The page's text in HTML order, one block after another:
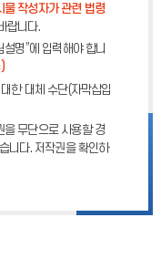
물 작성자가 관련 법령
랍니다.
명”에 입력해야 합니
한 대체 수단(자막삽입
을 무단으로 사용할 경
니다. 저작권을 확인하